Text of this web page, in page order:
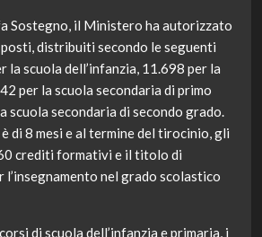
Sostegno, il Ministero ha autorizzato
distribuiti secondo le seguenti
la scuola dell’infanzia, 11.698 per la
per la scuola secondaria di primo
scuola secondaria di secondo grado.
di 8 mesi e al termine del tirocinio, gli
crediti formativi e il titolo di
l’insegnamento nel grado scolastico
di scuola dell’infanzia e primaria, i